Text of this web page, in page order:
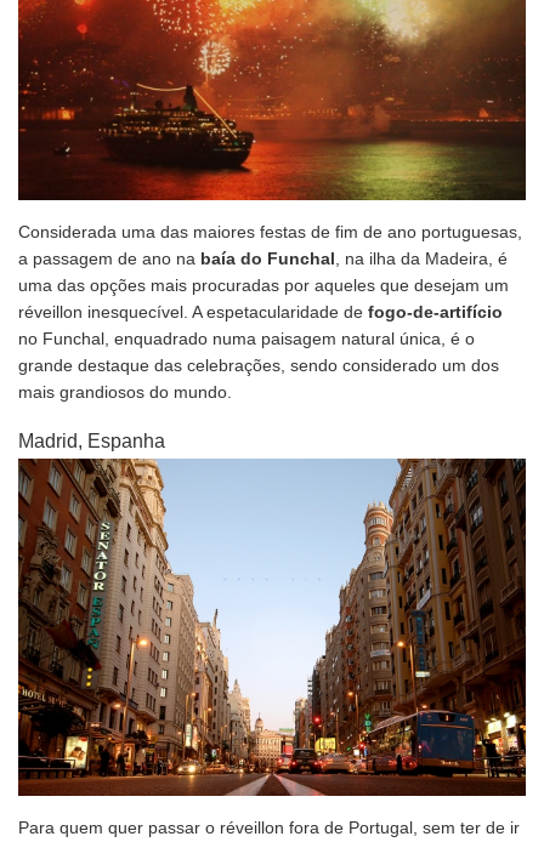
Considerada uma das maiores festas de fim de ano portuguesas,
a passagem de ano na baía do Funchal , na ilha da Madeira, é
uma das opções mais procuradas por aqueles que desejam um
réveillon inesquecível. A espetacularidade de fogo-de-artifício
no Funchal, enquadrado numa paisagem natural única, é o
grande destaque das celebrações, sendo considerado um dos
mais grandiosos do mundo.
Madrid, Espanha
Para quem quer passar o réveillon fora de Portugal, sem ter de ir